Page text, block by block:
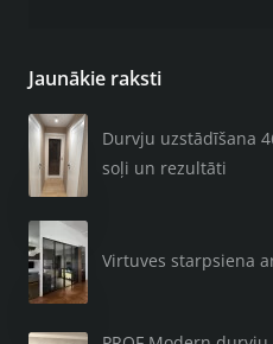
Jaunākie raksti
Durvju uzstādīšana
soļi un rezultāti
Virtuves starpsiena